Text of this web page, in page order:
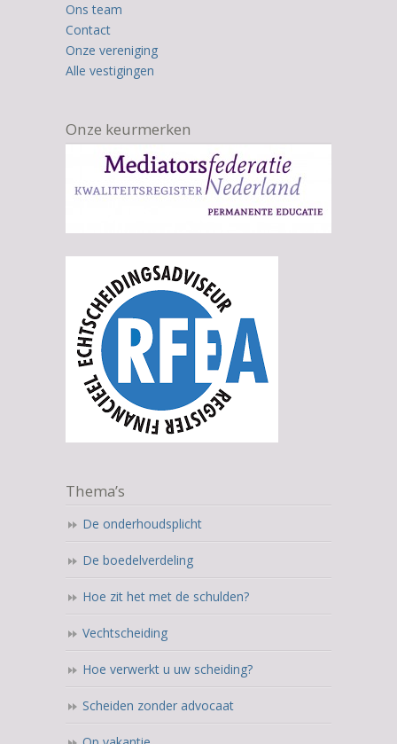
Ons team
Contact
Onze vereniging
Alle vestigingen
Onze keurmerken
Thema’s
De onderhoudsplicht
De boedelverdeling
Hoe zit het met de schulden?
Vechtscheiding
Hoe verwerkt u uw scheiding?
Scheiden zonder advocaat